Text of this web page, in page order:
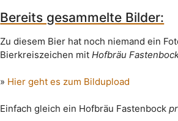
Bereits gesammelte Bilder:
Zu diesem Bier hat noch niemand ein
Bierkreiszeichen mitHofbräu
» Hier geht es zum Bildupload
Einfach gleich ein Hofbräu Fastenbock